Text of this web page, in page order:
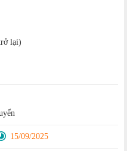
lại)
15/09/2025